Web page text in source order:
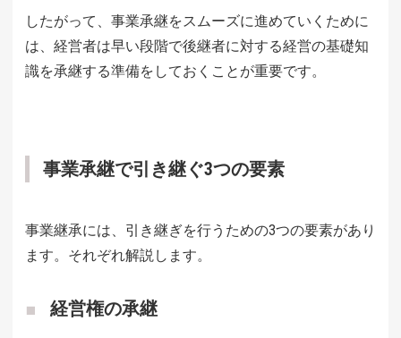
したがって、事業承継をスムーズに進めていくために
は、経営者は早い段階で後継者に対する経営の基礎知
識を承継する準備をしておくことが重要です。
事業承継で引き継ぐ3つの要素
事業継承には、引き継ぎを行うための3つの要素があり
ます。それぞれ解説します。
経営権の承継